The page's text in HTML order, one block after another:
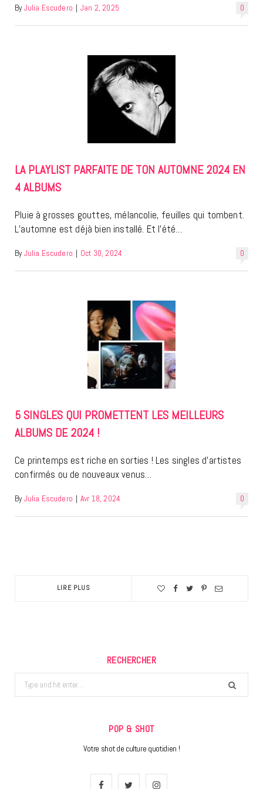
0
By Julia Escudero | Jan 2, 2025
LA PLAYLIST PARFAITE DE TON AUTOMNE 2024 EN
4 ALBUMS
Pluie à grosses gouttes, mélancolie, feuilles qui tombent.
L’automne est déjà bien installé. Et l’été…
0
By Julia Escudero | Oct 30, 2024
5 SINGLES QUI PROMETTENT LES MEILLEURS
ALBUMS DE 2024 !
Ce printemps est riche en sorties ! Les singles d’artistes
confirmés ou de nouveaux venus…
0
By Julia Escudero | Avr 18, 2024
LIRE PLUS
RECHERCHER
Search
for:
POP & SHOT
Votre shot de culture quotidien !
F
I